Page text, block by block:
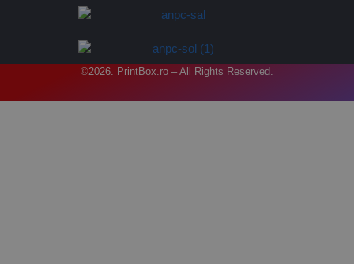
©2026. PrintBox.ro – All Rights Reserved.